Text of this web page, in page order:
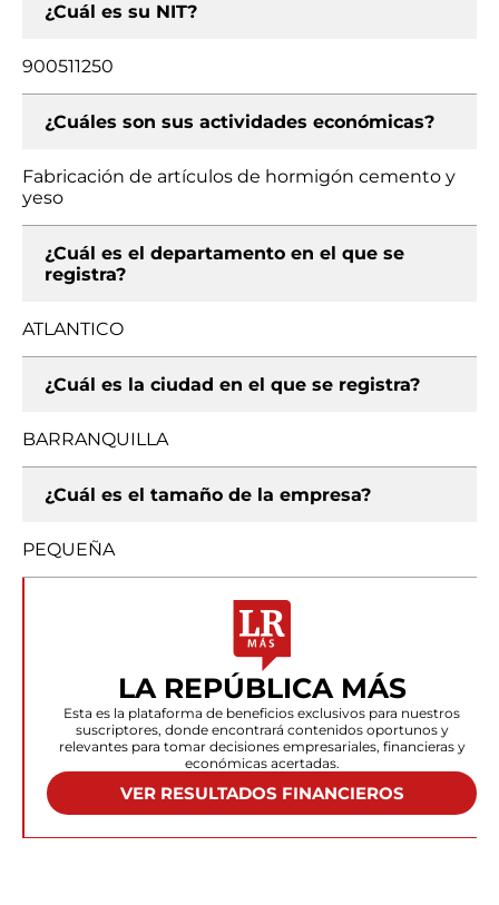
¿Cuál es su NIT?
900511250
¿Cuáles son sus actividades económicas?
Fabricación de artículos de hormigón cemento y
yeso
¿Cuál es el departamento en el que se
registra?
ATLANTICO
¿Cuál es la ciudad en el que se registra?
BARRANQUILLA
¿Cuál es el tamaño de la empresa?
PEQUEÑA
LA REPÚBLICA MÁS
Esta es la plataforma de beneficios exclusivos para nuestros
suscriptores, donde encontrará contenidos oportunos y
relevantes para tomar decisiones empresariales, financieras y
económicas acertadas.
VER RESULTADOS FINANCIEROS